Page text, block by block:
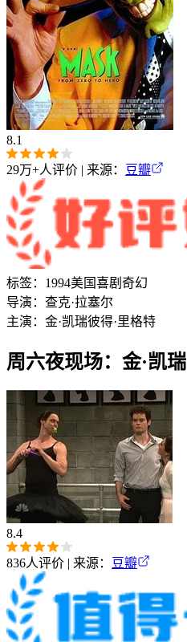
8.1
29万+人评价 | 来源： 豆瓣
标签： 1994美国喜剧 奇幻
导演： 查克·拉塞尔
主演： 金·凯瑞彼得·里格特
周六夜现场：金·凯瑞
8.4
836人评价 | 来源： 豆瓣